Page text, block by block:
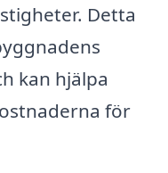
Detta
kan hjälpa
för